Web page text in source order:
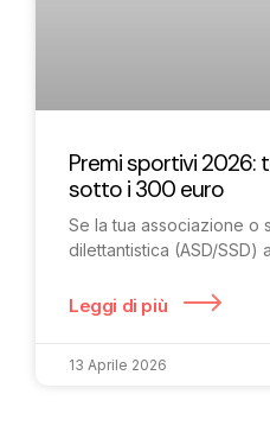
Premi sportivi 2026:
sotto i 300 euro
Se la tua associazione o
dilettantistica (ASD/SSD)
Leggi di più
13 Aprile 2026